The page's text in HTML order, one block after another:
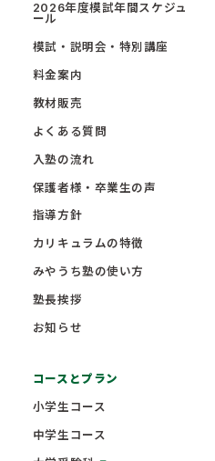
2026年度模試年間スケジュ
ール
模試・説明会・特別講座
料金案内
教材販売
よくある質問
入塾の流れ
保護者様・卒業生の声
指導方針
カリキュラムの特徴
みやうち塾の使い方
塾長挨拶
お知らせ
コースとプラン
小学生コース
中学生コース